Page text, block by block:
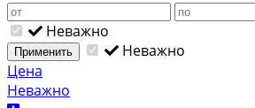
Неважно
Применить
Неважно
Цена
Неважно